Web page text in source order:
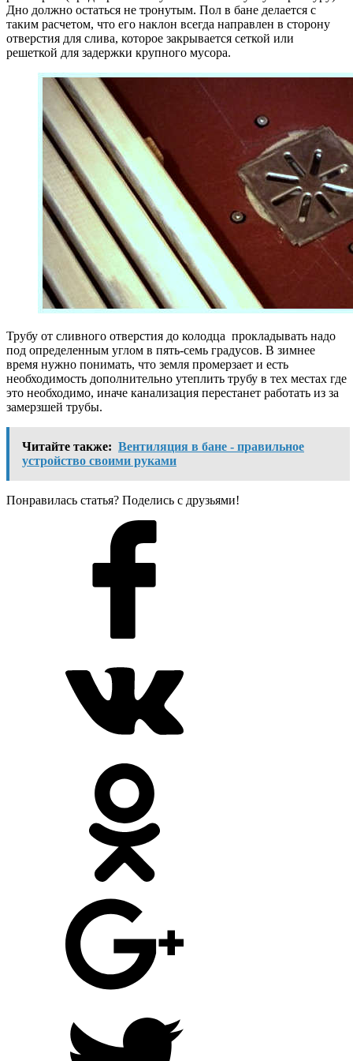
Дно должно остаться не тронутым. Пол в бане делается с
таким расчетом, что его наклон всегда направлен в сторону
отверстия для слива, которое закрывается сеткой или
решеткой для задержки крупного мусора.
Трубу от сливного отверстия до колодца прокладывать надо
под определенным углом в пять-семь градусов. В зимнее
время нужно понимать, что земля промерзает и есть
необходимость дополнительно утеплить трубу в тех местах где
это необходимо, иначе канализация перестанет работать из за
замерзшей трубы.
Читайте также: Вентиляция в бане - правильное
устройство своими руками
Понравилась статья? Поделись с друзьями!